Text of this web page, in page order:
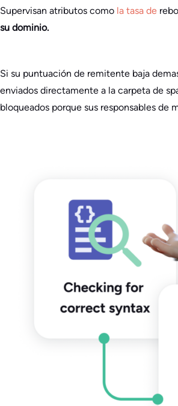
Supervisan atributos como la tasa de
su dominio.
Si su puntuación de remitente baja
enviados directamente a la carpeta de
bloqueados porque sus responsables